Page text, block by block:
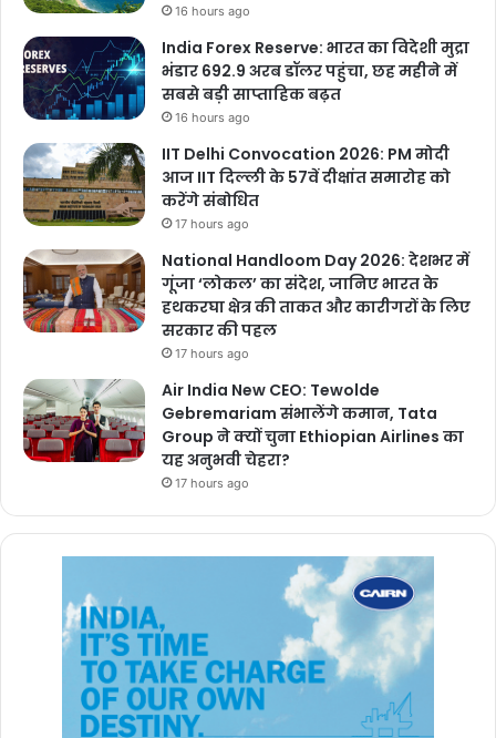
16 hours ago
India Forex Reserve: भारत का विदेशी मुद्रा
भंडार 692.9 अरब डॉलर पहुंचा, छह महीने में
सबसे बड़ी साप्ताहिक बढ़त
16 hours ago
IIT Delhi Convocation 2026: PM मोदी
आज IIT दिल्ली के 57वें दीक्षांत समारोह को
करेंगे संबोधित
17 hours ago
National Handloom Day 2026: देशभर में
गूंजा ‘लोकल’ का संदेश, जानिए भारत के
हथकरघा क्षेत्र की ताकत और कारीगरों के लिए
सरकार की पहल
17 hours ago
Air India New CEO: Tewolde
Gebremariam संभालेंगे कमान, Tata
Group ने क्यों चुना Ethiopian Airlines का
यह अनुभवी चेहरा?
17 hours ago